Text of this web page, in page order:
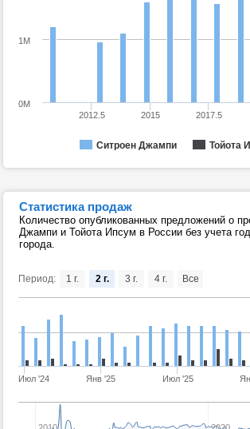
Ситроен Джампи Тойота
2012.5 2015 2017.5
0M
1M
Статистика продаж
Количество опубликованных предложений о
Джампи и Тойота Ипсум в России без учета
города.
Период:
Июл '24 Янв '25 Июл '25
1 г. 2 г. 3 г. 4 г. Все